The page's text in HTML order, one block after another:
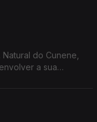
do Cunene,
a sua